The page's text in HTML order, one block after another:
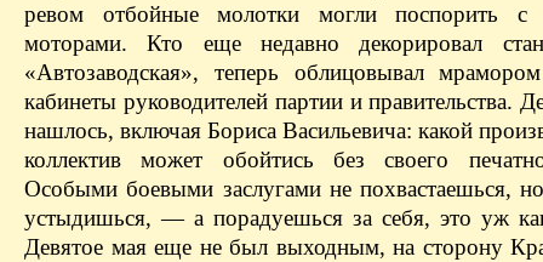
ревом отбойные молотки могли поспорить с
моторами. Кто еще недавно декорировал
«Автозаводская», теперь облицовывал
кабинеты руководителей партии и правительства.
нашлось, включая Бориса Васильевича: какой
коллектив может обойтись без своего
Особыми боевыми заслугами не похвастаешься,
устыдишься, — а порадуешься за себя, это уж
Девятое мая еще не был выходным, на сторону